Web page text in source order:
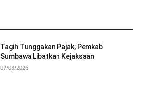
Tagih Tunggakan Pajak, Pemkab
Sumbawa Libatkan Kejaksaan
07/08/2026